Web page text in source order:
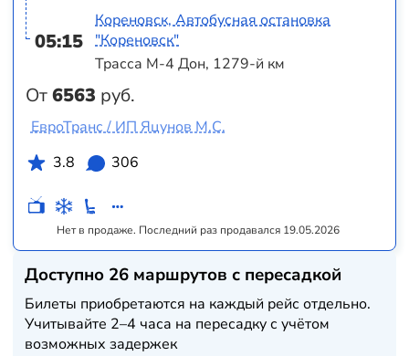
05:15
От6563 руб.
Кореновск, Автобусная остановка
"Кореновск"
Трасса М-4 Дон, 1279-й км
Нет в продаже. Последний раз продавался 19.05.2026
ЕвроТранс / ИП Яцунов М.С.
3.8
306
Доступно 26 маршрутов с пересадкой
Билеты приобретаются на каждый рейс отдельно.
Учитывайте 2–4 часа на пересадку с учётом
возможных задержек